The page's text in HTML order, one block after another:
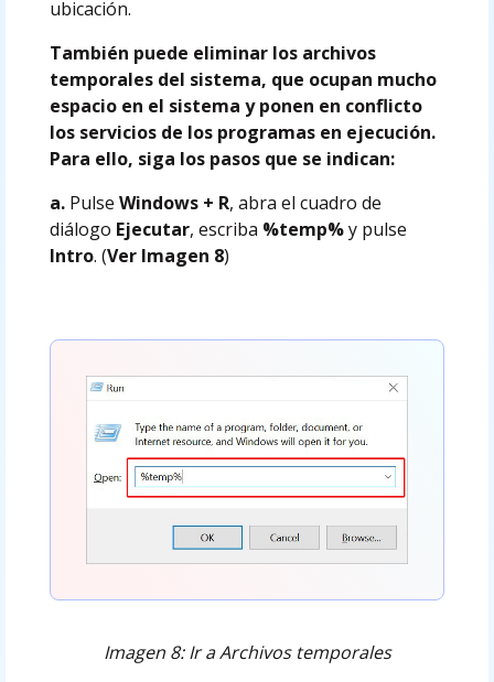
ubicación.
También puede eliminar los archivos
temporales del sistema, que ocupan mucho
espacio en el sistema y ponen en conflicto
los servicios de los programas en ejecución.
Para ello, siga los pasos que se indican:
a. Pulse Windows + R, abra el cuadro de
diálogo Ejecutar, escriba %temp%y pulse
Intro. (Ver Imagen 8)
Imagen 8: Ir a Archivos temporales